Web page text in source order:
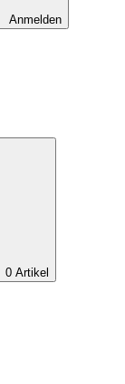
Anmelden
0 Artikel